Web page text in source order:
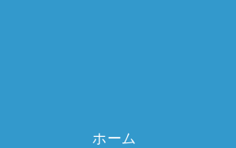
ホーム